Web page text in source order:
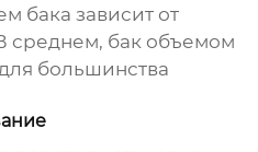
бака зависит от
среднем, бак объемом
большинства